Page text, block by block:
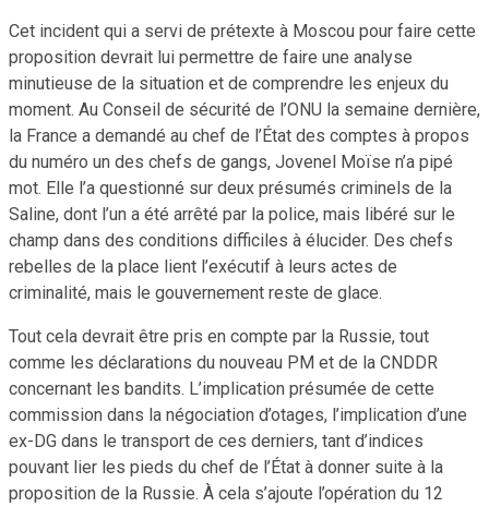
Cet incident qui a servi de prétexte à Moscou pour faire cette
proposition devrait lui permettre de faire une analyse
minutieuse de la situation et de comprendre les enjeux du
moment. Au Conseil de sécurité de l’ONU la semaine dernière,
la France a demandé au chef de l’État des comptes à propos
du numéro un des chefs de gangs, Jovenel Moïse n’a pipé
mot. Elle l’a questionné sur deux présumés criminels de la
Saline, dont l’un a été arrêté par la police, mais libéré sur le
champ dans des conditions difficiles à élucider. Des chefs
rebelles de la place lient l’exécutif à leurs actes de
criminalité, mais le gouvernement reste de glace.
Tout cela devrait être pris en compte par la Russie, tout
comme les déclarations du nouveau PM et de la CNDDR
concernant les bandits. L’implication présumée de cette
commission dans la négociation d’otages, l’implication d’une
ex-DG dans le transport de ces derniers, tant d’indices
pouvant lier les pieds du chef de l’État à donner suite à la
proposition de la Russie. À cela s’ajoute l’opération du 12